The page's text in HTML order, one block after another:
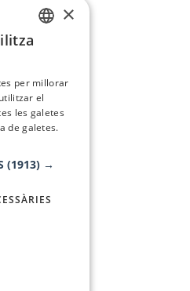
×
per millorar
el
les galetes
de galetes.
(1913) →